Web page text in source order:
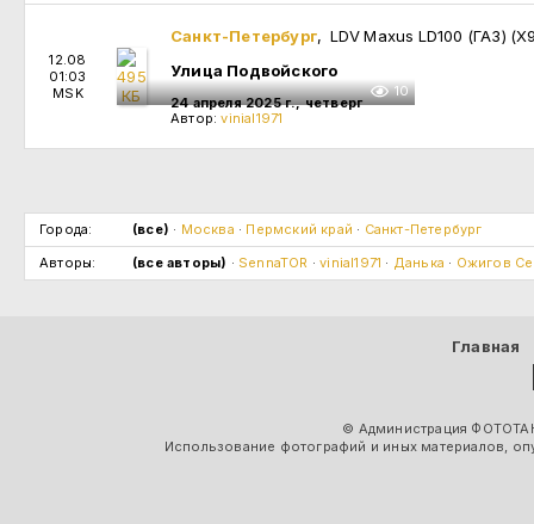
12.08
01:03
MSK
10
Санкт-Петербург, LDV Maxus LD100 (ГАЗ)
Улица Подвойского
24 апреля 2025 г., четверг
Автор:vinial1971
Города: (все) · Москва · Пермский край · Санкт-Петербург
Авторы:
(все авторы) · SennaTOR ·vinial1971 · Данька · Ожигов
Главная
© Администрация
Использование фотографий и иных материалов,